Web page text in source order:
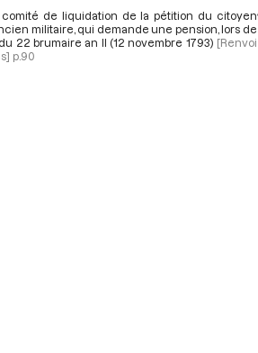
comité de liquidation de la pétition du citoyen
militaire, qui demande une pension, lors de
22 brumaire an II (12 novembre 1793) [Renvoi
p.90